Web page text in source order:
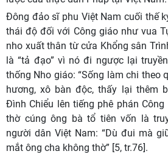
Đông đảo sĩ phu Việt Nam cuối thế
thái độ đối với Công giáo như vua
nho xuất thân từ cửa Khổng sân
là “tả đạo” vì nó đi ngược lại
thống Nho giáo: “Sống làm chi theo
hương, xô bàn độc, thấy lại thêm
Đình Chiểu lên tiếng phê phán
thờ cúng ông bà tổ tiên vốn là
người dân Việt Nam: “Dù đui mà
mắt ông cha không thờ” [5, tr.76].